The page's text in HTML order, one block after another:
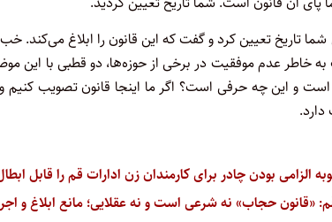
تاریخ تعیین کرد و گفت که این قانون را ابلاغ می‌کند.
خاطر عدم موفقیت در برخی از حوزه‌ها، دو قطبی با این
و این چه حرفی است؟ اگر ما اینجا قانون تصویب کنیم
بودن چادر برای کارمندان زن ادارات قم را قابل
حجاب» نه شرعی است و نه عقلایی؛ مانع ابلاغ و